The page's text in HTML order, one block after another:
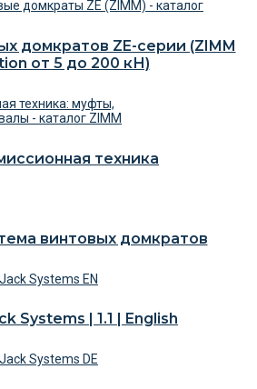
домкратов ZE-серии (ZIMM
от 5 до 200 кН)
техника
винтовых домкратов
Systems | 1.1 | English